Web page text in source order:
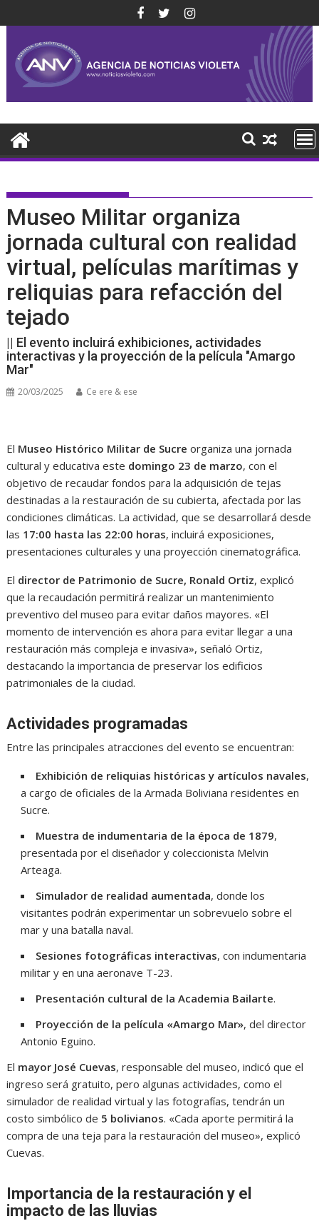
al
contenido
Museo Militar organiza
jornada cultural con realidad
virtual, películas marítimas y
reliquias para refacción del
tejado
|| El evento incluirá exhibiciones, actividades
interactivas y la proyección de la película "Amargo
Mar"
20/03/2025 Ce ere & ese
El Museo Histórico Militar de Sucre organiza una jornada
cultural y educativa este domingo 23 de marzo, con el
objetivo de recaudar fondos para la adquisición de tejas
destinadas a la restauración de su cubierta, afectada por las
condiciones climáticas. La actividad, que se desarrollará desde
las 17:00 hasta las 22:00 horas, incluirá exposiciones,
presentaciones culturales y una proyección cinematográfica.
El director de Patrimonio de Sucre, Ronald Ortiz, explicó
que la recaudación permitirá realizar un mantenimiento
preventivo del museo para evitar daños mayores. «El
momento de intervención es ahora para evitar llegar a una
restauración más compleja e invasiva», señaló Ortiz,
destacando la importancia de preservar los edificios
patrimoniales de la ciudad.
Actividades programadas
Entre las principales atracciones del evento se encuentran:
Exhibición de reliquias históricas y artículos navales,
a cargo de oficiales de la Armada Boliviana residentes en
Sucre.
Muestra de indumentaria de la época de 1879,
presentada por el diseñador y coleccionista Melvin
Arteaga.
Simulador de realidad aumentada, donde los
visitantes podrán experimentar un sobrevuelo sobre el
mar y una batalla naval.
Sesiones fotográficas interactivas, con indumentaria
militar y en una aeronave T-23.
Presentación cultural de la Academia Bailarte.
Proyección de la película «Amargo Mar», del director
Antonio Eguino.
El mayor José Cuevas, responsable del museo, indicó que el
ingreso será gratuito, pero algunas actividades, como el
simulador de realidad virtual y las fotografías, tendrán un
costo simbólico de 5 bolivianos. «Cada aporte permitirá la
compra de una teja para la restauración del museo», explicó
Cuevas.
Importancia de la restauración y el
impacto de las lluvias